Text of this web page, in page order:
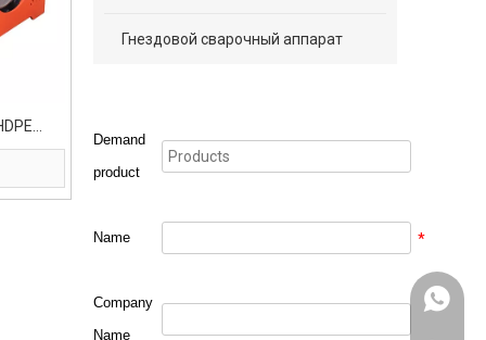
Гнездовой сварочный аппарат
Demand
product
Name *
Company
Name